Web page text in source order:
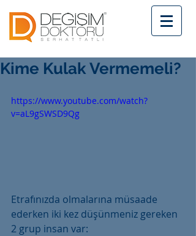
Kime Kulak Vermemeli?
https://www.youtube.com/watch?
v=aL9gSWSD9Qg
Etrafınızda olmalarına müsaade
ederken iki kez düşünmeniz gereken
2 grup insan var: